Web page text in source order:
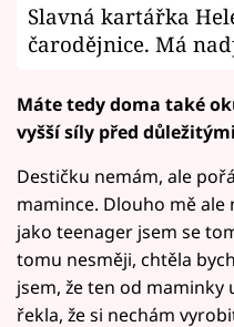
Slavná kartářka
čarodějnice. Má
Máte tedy doma také
vyšší síly před
Destičku nemám, ale
mamince. Dlouho mě ale
jako teenager jsem se
tomu nesměji, chtěla
jsem, že ten od maminky
řekla, že si nechám